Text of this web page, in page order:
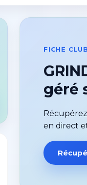
FICHE
géré
en direct